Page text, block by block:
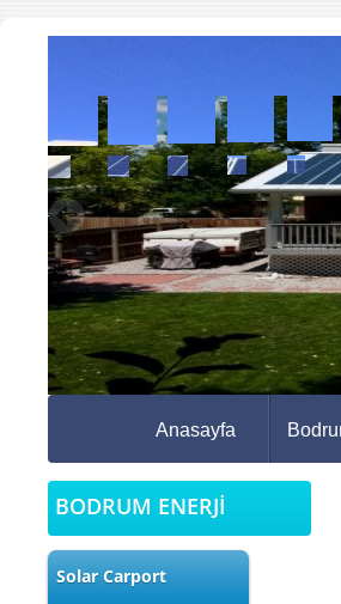
Anasayfa
BODRUM ENERJİ
Solar Carport